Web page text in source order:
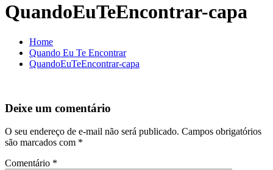
QuandoEuTeEncontrar-capa
Home
Quando Eu Te Encontrar
QuandoEuTeEncontrar-capa
Deixe um comentário
O seu endereço de e-mail não será publicado. Campos obrigatórios
são marcados com *
Comentário *